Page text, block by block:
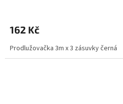
162 Kč
Prodlužovačka 3m x 3 zásuvky černá